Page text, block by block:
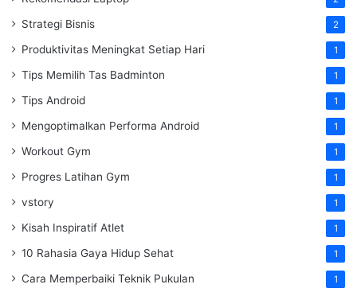
Strategi Bisnis 2
Produktivitas Meningkat Setiap Hari 1
Tips Memilih Tas Badminton 1
Tips Android 1
Mengoptimalkan Performa Android 1
Workout Gym 1
Progres Latihan Gym 1
vstory 1
Kisah Inspiratif Atlet 1
10 Rahasia Gaya Hidup Sehat 1
Cara Memperbaiki Teknik Pukulan 1